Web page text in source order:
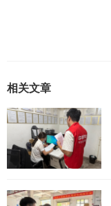
相关文章